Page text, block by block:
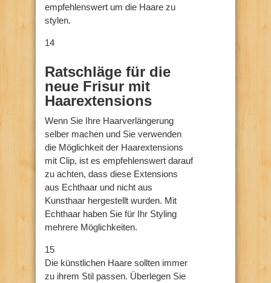
empfehlenswert um die Haare zu
stylen.
14
Ratschläge für die
neue Frisur mit
Haarextensions
Wenn Sie Ihre Haarverlängerung
selber machen und Sie verwenden
die Möglichkeit der Haarextensions
mit Clip, ist es empfehlenswert darauf
zu achten, dass diese Extensions
aus Echthaar und nicht aus
Kunsthaar hergestellt wurden. Mit
Echthaar haben Sie für Ihr Styling
mehrere Möglichkeiten.
15
Die künstlichen Haare sollten immer
zu ihrem Stil passen. Überlegen Sie